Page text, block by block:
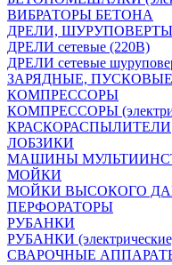
ВИБРАТОРЫ БЕТОНА
ДРЕЛИ, ШУРУПОВЕРТЫ
ДРЕЛИ сетевые (220В)
ДРЕЛИ сетевые
ЗАРЯДНЫЕ,
КОМПРЕССОРЫ
КОМПРЕССОРЫ
КРАСКОРАСПЫЛИТЕЛИ
ЛОБЗИКИ
МАШИНЫ
МОЙКИ
МОЙКИ ВЫСОКОГО
ПЕРФОРАТОРЫ
РУБАНКИ
РУБАНКИ
СВАРОЧНЫЕ